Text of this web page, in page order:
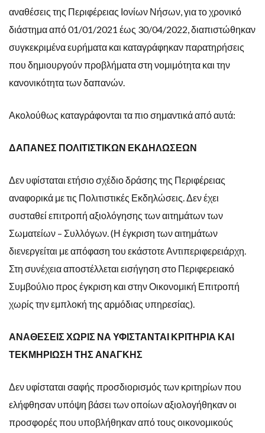
αναθέσεις της Περιφέρειας Ιονίων Νήσων, για το χρονικό
διάστημα από 01/01/2021 έως 30/04/2022, διαπιστώθηκαν
συγκεκριμένα ευρήματα και καταγράφηκαν παρατηρήσεις
που δημιουργούν προβλήματα στη νομιμότητα και την
κανονικότητα των δαπανών.
Ακολούθως καταγράφονται τα πιο σημαντικά από αυτά:
ΔΑΠΑΝΕΣ ΠΟΛΙΤΙΣΤΙΚΩΝ ΕΚΔΗΛΩΣΕΩΝ
Δεν υφίσταται ετήσιο σχέδιο δράσης της Περιφέρειας
αναφορικά με τις Πολιτιστικές Εκδηλώσεις. Δεν έχει
συσταθεί επιτροπή αξιολόγησης των αιτημάτων των
Σωματείων – Συλλόγων. (Η έγκριση των αιτημάτων
διενεργείται με απόφαση του εκάστοτε Αντιπεριφερειάρχη.
Στη συνέχεια αποστέλλεται εισήγηση στο Περιφερειακό
Συμβούλιο προς έγκριση και στην Οικονομική Επιτροπή
χωρίς την εμπλοκή της αρμόδιας υπηρεσίας).
ΑΝΑΘΕΣΕΙΣ ΧΩΡΙΣ ΝΑ ΥΦΙΣΤΑΝΤΑΙ ΚΡΙΤΗΡΙΑ ΚΑΙ
ΤΕΚΜΗΡΙΩΣΗ ΤΗΣ ΑΝΑΓΚΗΣ
Δεν υφίσταται σαφής προσδιορισμός των κριτηρίων που
ελήφθησαν υπόψη βάσει των οποίων αξιολογήθηκαν οι
προσφορές που υποβλήθηκαν από τους οικονομικούς